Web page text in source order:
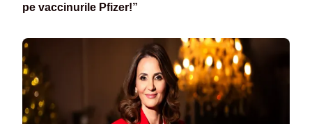
pe vaccinurile Pfizer!”